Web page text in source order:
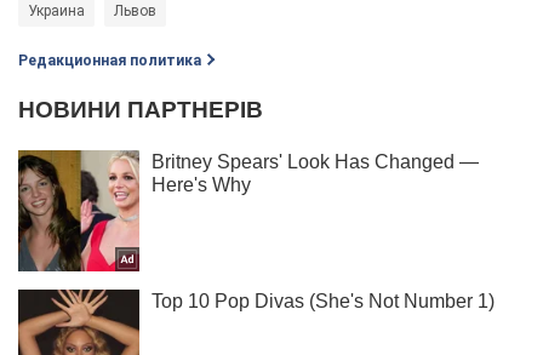
Украина Львов
Редакционная политика